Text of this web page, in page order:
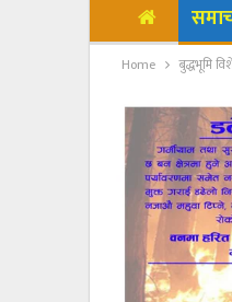
Home बुद्धभूमि